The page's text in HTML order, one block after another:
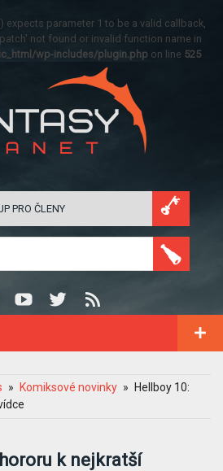
expects parameter 1 to be a valid callback,
not found or invalid function name in
wp-includes/plugin.php on line 525
PRO ČLENY
Komiksové novinky
Hellboy 10:
k nejkratší